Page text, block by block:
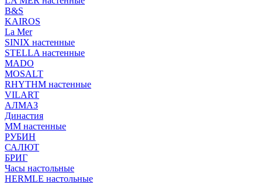
B&S
KAIROS
La Mer
SINIX настенные
STELLA настенные
MADO
MOSALT
RHYTHM настенные
VILART
АЛМАЗ
Династия
ММ настенные
РУБИН
САЛЮТ
БРИГ
Часы настольные
HERMLE настольные